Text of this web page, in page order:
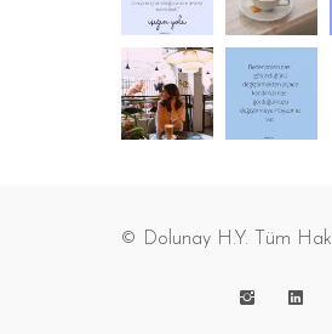
© Dolunay H.Y. Tüm